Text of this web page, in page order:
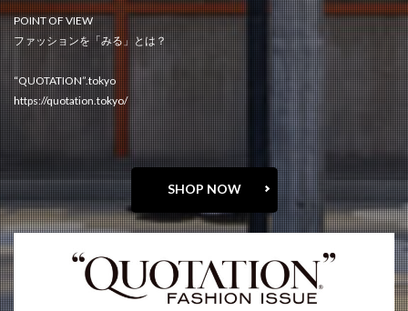
POINT OF VIEW
ファッションを「みる」とは？
“QUOTATION”.tokyo
https://quotation.tokyo/
SHOP NOW